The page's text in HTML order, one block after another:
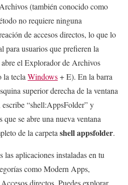
(también conocido como
no requiere ninguna
de accesos directos, lo que lo
para usuarios que prefieren la
el Explorador de Archivos
la tecla Windows+ E). En la barra
superior derecha de la ventana
“shell:AppsFolder” y
se abre una nueva ventana
de la carpeta shell appsfolder.
las aplicaciones instaladas en tu
como Modern Apps,
directos. Puedes explorar